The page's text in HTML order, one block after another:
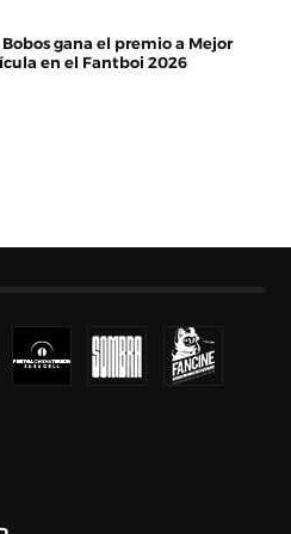
Bobos gana el premio a Mejor
en el Fantboi 2026